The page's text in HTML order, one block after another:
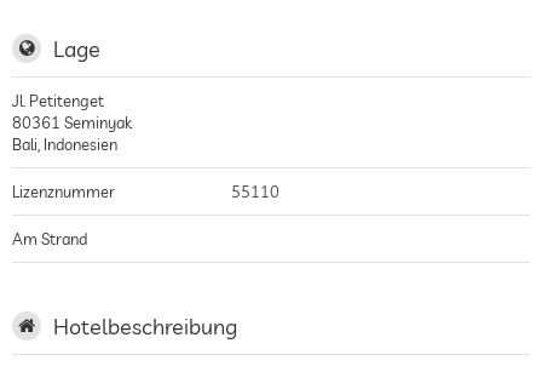
Lage
Jl. Petitenget
80361 Seminyak
Bali Indonesien
Lizenznummer 55110
Am Strand
Hotelbeschreibung